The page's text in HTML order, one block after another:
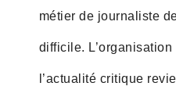
métier de journaliste
difficile.
l’actualité critique